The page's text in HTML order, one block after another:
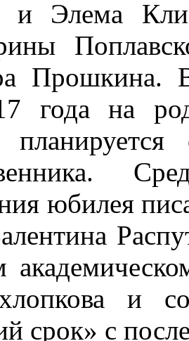
и Элема
Прошкина.
года на
юбилея
и
срок» с